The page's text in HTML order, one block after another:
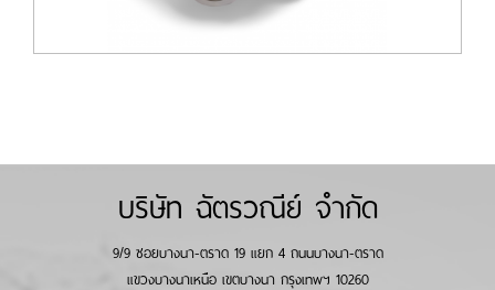
บริษัท ฉัตรวณีย์ จำกัด
9/9 ซอยบางนา-ตราด 19 แยก 4 ถนนบางนา-ตราด
แขวงบางนาเหนือ เขตบางนา กรุงเทพฯ 10260